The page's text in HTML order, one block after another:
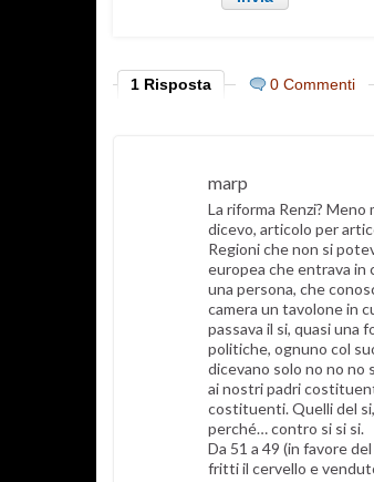
1 Risposta 0 Commenti
marp
La riforma Renzi?
dicevo, articolo per
Regioni che non si
europea che entrava in
una persona, che
camera un tavolone in
passava il si, quasi una
politiche, ognuno col
dicevano solo no no no
ai nostri padri
costituenti. Quelli del
perché… contro si si si.
Da 51 a 49 (in favore
fritti il cervello e